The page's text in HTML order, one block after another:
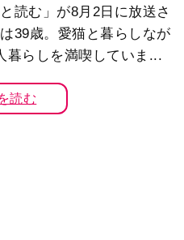
読む」が8月2日に放送さ
39歳。愛猫と暮らしなが
暮らしを満喫していま...
読む